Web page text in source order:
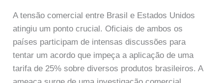
A tensão comercial entre Brasil e Estados Unidos
atingiu um ponto crucial. Oficiais de ambos os
países participam de intensas discussões para
tentar um acordo que impeça a aplicação de uma
tarifa de 25% sobre diversos produtos brasileiros. A